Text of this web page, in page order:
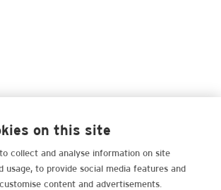
on this site
collect and analyse information on site
usage, to provide social media features and
content and advertisements.